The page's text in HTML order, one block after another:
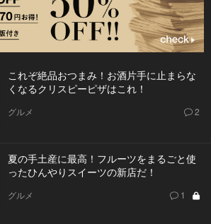
これぞ絶品おつまみ！お酒片手に止まらな
くなるクリスピーピザはこれ！
グルメ 2
夏の手土産に最高！フルーツをまるごと使
ったひんやりスイーツの新店だ！
グルメ 1